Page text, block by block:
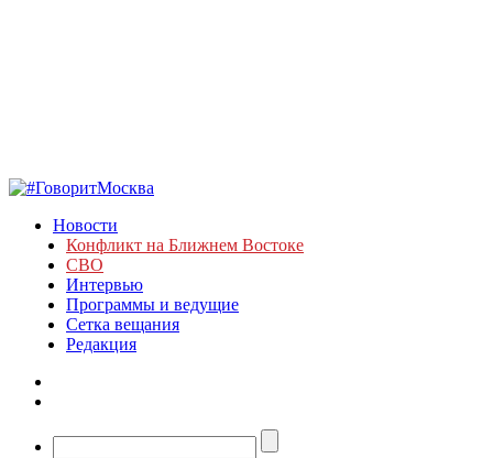
Новости
Конфликт на Ближнем Востоке
СВО
Интервью
Программы и ведущие
Сетка вещания
Редакция